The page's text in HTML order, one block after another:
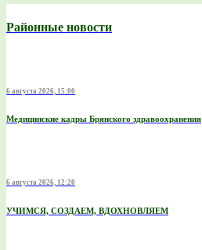
Районные новости
6 августа 2026, 15:00
Медицинские кадры Брянского здравоохранения
6 августа 2026, 12:20
УЧИМСЯ, СОЗДАЕМ, ВДОХНОВЛЯЕМ